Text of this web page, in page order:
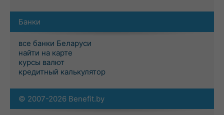
Банки
все банки Беларуси
найти на карте
курсы валют
кредитный калькулятор
© 2007-2026 Benefit.by